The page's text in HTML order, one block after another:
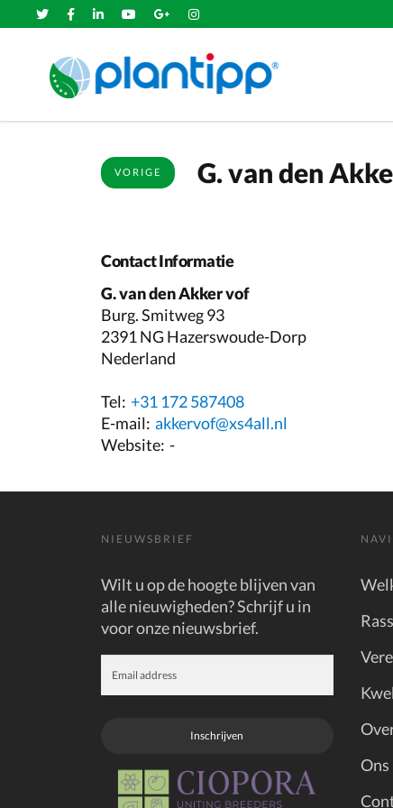
VORIGE G. van den
Contact Informatie
G. van den Akker vof
Burg. Smitweg 93
2391 NG Hazerswoude-Dorp
Nederland
Tel: +31 172 587408
E-mail: akkervof@xs4all.nl
Website: -
NIEUWSBRIEF
Wilt u op de hoogte blijven van
alle nieuwigheden? Schrijf u in
voor onze nieuwsbrief.
Inschrijven